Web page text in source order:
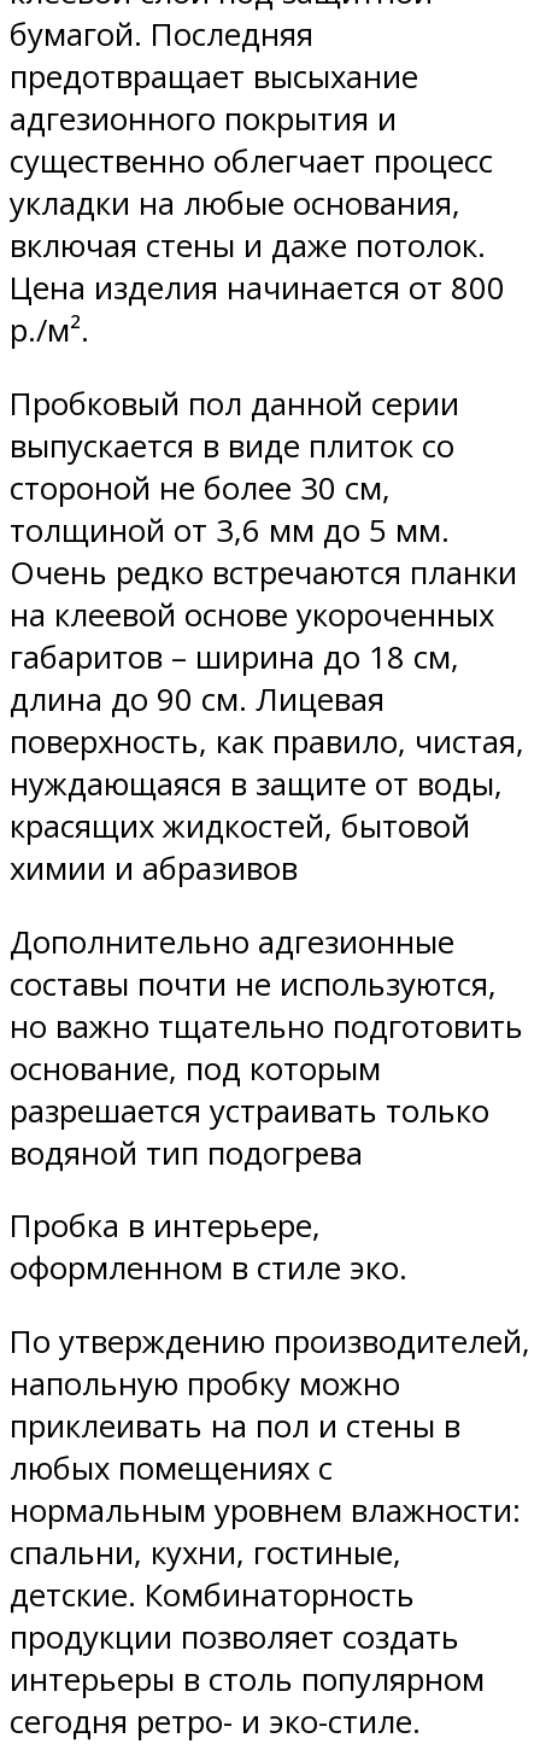
бумагой. Последняя
предотвращает высыхание
адгезионного покрытия и
существенно облегчает процесс
укладки на любые основания,
включая стены и даже потолок.
Цена изделия начинается от 800
р./м².
Пробковый пол данной серии
выпускается в виде плиток со
стороной не более 30 см,
толщиной от 3,6 мм до 5 мм.
Очень редко встречаются планки
на клеевой основе укороченных
габаритов – ширина до 18 см,
длина до 90 см. Лицевая
поверхность, как правило, чистая,
нуждающаяся в защите от воды,
красящих жидкостей, бытовой
химии и абразивов
Дополнительно адгезионные
составы почти не используются,
но важно тщательно подготовить
основание, под которым
разрешается устраивать только
водяной тип подогрева
Пробка в интерьере,
оформленном в стиле эко.
По утверждению производителей,
напольную пробку можно
приклеивать на пол и стены в
любых помещениях с
нормальным уровнем влажности:
спальни, кухни, гостиные,
детские. Комбинаторность
продукции позволяет создать
интерьеры в столь популярном
сегодня ретро- и эко-стиле.